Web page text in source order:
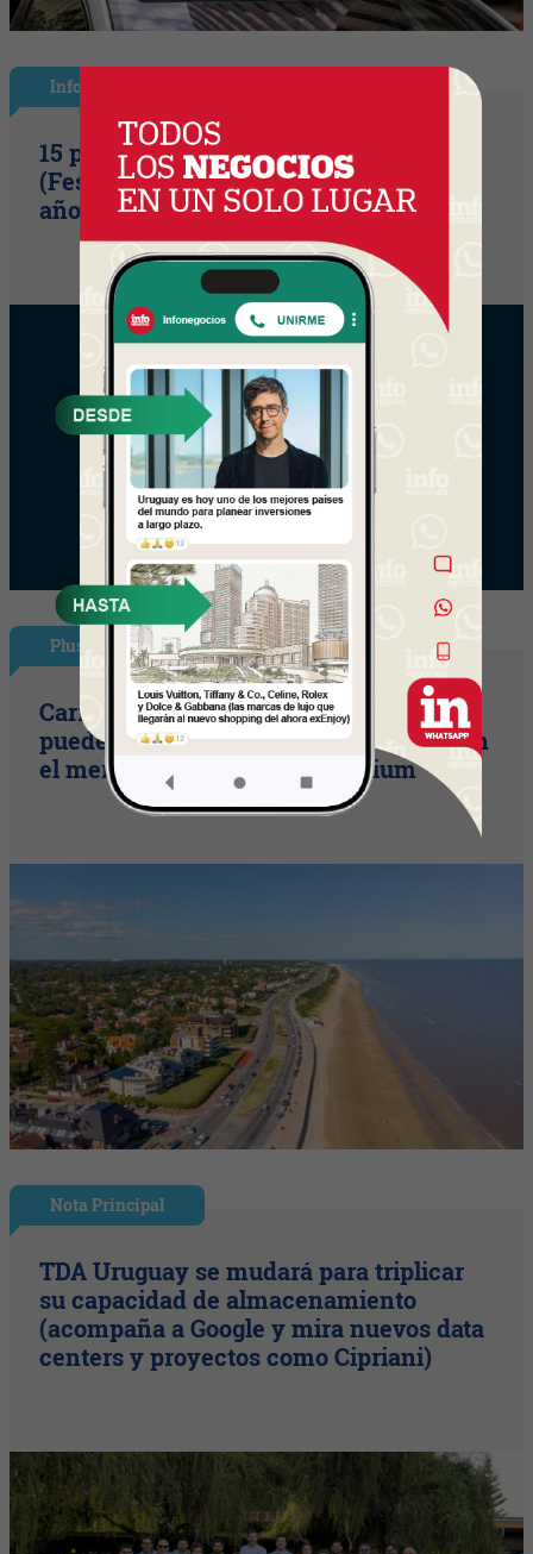
InfoShow
15 primaveras tienes que cumplir
(Festival Música de la Tierra celebra 15
años)
Plus
Carrasco vs. barrios privados: qué se
puede comprar por unos US$ 600.000 en
el mercado inmobiliario premium
Nota Principal
TDA Uruguay se mudará para triplicar
su capacidad de almacenamiento
(acompaña a Google y mira nuevos data
centers y proyectos como Cipriani)